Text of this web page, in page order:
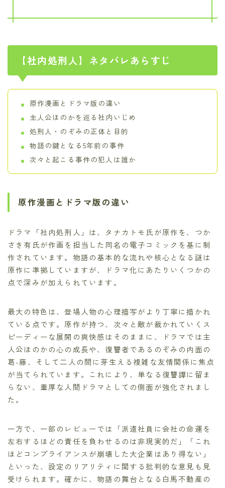
【社内処刑人】ネタバレあらすじ
原作漫画とドラマ版の違い
主人公ほのかを巡る社内いじめ
処刑人・のぞみの正体と目的
物語の鍵となる5年前の事件
次々と起こる事件の犯人は誰か
原作漫画とドラマ版の違い
ドラマ「社内処刑人」は、タナカトモ氏が原作を、つか
さき有氏が作画を担当した同名の電子コミックを基に制
作されています。物語の基本的な流れや核心となる謎は
原作に準拠していますが、ドラマ化にあたりいくつかの
点で深みが加えられています。
最大の特色は、登場人物の心理描写がより丁寧に描かれ
ている点です。原作が持つ、次々と敵が裁かれていくス
ピーディーな展開の爽快感はそのままに、ドラマでは主
人公ほのかの心の成長や、復讐者であるのぞみの内面の
葛-藤、そして二人の間に芽生える複雑な友情関係に焦点
が当てられています。これにより、単なる復讐譚に留ま
らない、重厚な人間ドラマとしての側面が強化されまし
た。
一方で、一部のレビューでは「派遣社員に会社の命運を
左右するほどの責任を負わせるのは非現実的だ」「これ
ほどコンプライアンスが崩壊した大企業はあり得ない」
といった、設定のリアリティに関する批判的な意見も見
受けられます。確かに、物語の舞台となる白馬不動産の